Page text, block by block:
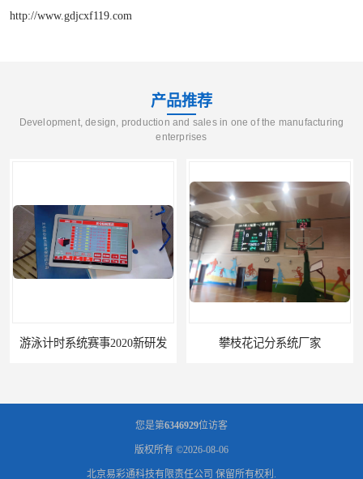
http://www.gdjcxf119.com
产品推荐
Development, design, production and sales in one of the manufacturing
enterprises
游泳计时系统赛事2020新研发 攀枝花记分系统厂家
您是第6346929位访客
版权所有 ©2026-08-06
北京易彩通科技有限责任公司 保留所有权利.